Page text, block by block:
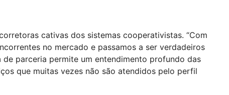
cativas dos sistemas cooperativistas. “Com
no mercado e passamos a ser verdadeiros
parceria permite um entendimento profundo das
que muitas vezes não são atendidos pelo perfil